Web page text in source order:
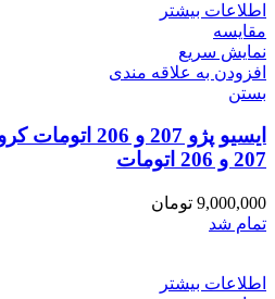
اطلاعات بیشتر
مقایسه
نمایش سریع
افزودن به علاقه مندی
بستن
207 و 206 اتومات
9,000,000 تومان
تمام شد
اطلاعات بیشتر